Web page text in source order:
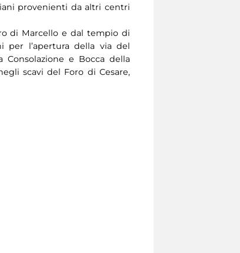
provenienti da altri centri
di Marcello e dal tempio di
per l’apertura della via del
e Bocca della
scavi del Foro di Cesare,